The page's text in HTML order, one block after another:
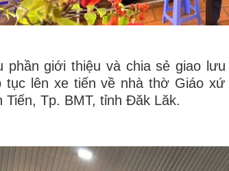
phần giới thiệu và chia sẻ giao
tục lên xe tiến về nhà thờ Giáo
Tiến, Tp. BMT, tỉnh Đăk Lăk.